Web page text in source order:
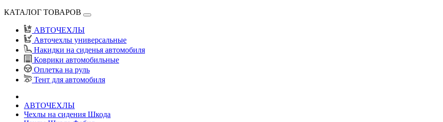
КАТАЛОГ ТОВАРОВ
АВТОЧЕХЛЫ
Авточехлы универсальные
Накидки на сиденья автомобиля
Коврики автомобильные
Оплетка на руль
Тент для автомобиля
АВТОЧЕХЛЫ
Чехлы на сидения Шкода